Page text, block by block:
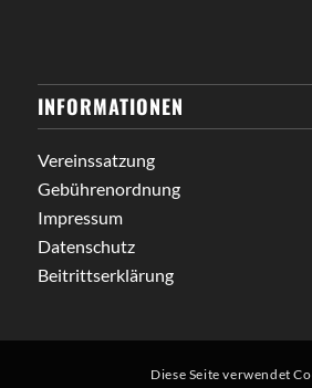
INFORMATIONEN
Vereinssatzung
Gebührenordnung
Impressum
Datenschutz
Beitrittserklärung
Diese Seite verwendet